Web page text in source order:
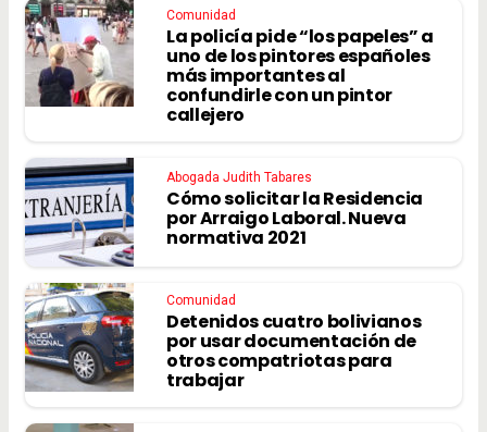
Comunidad
La policía pide “los papeles” a
uno de los pintores españoles
más importantes al
confundirle con un pintor
callejero
Abogada Judith Tabares
Cómo solicitar la Residencia
por Arraigo Laboral. Nueva
normativa 2021
Comunidad
Detenidos cuatro bolivianos
por usar documentación de
otros compatriotas para
trabajar